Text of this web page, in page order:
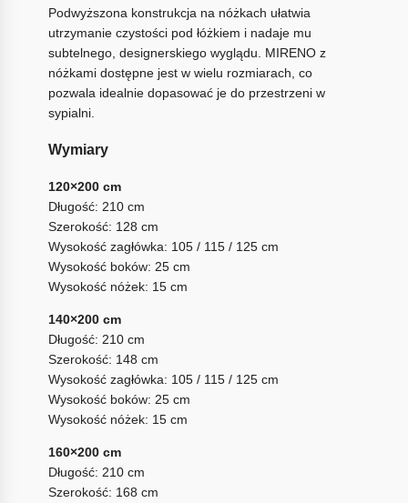
Podwyższona konstrukcja na nóżkach ułatwia
utrzymanie czystości pod łóżkiem i nadaje mu
subtelnego, designerskiego wyglądu. MIRENO z
nóżkami dostępne jest w wielu rozmiarach, co
pozwala idealnie dopasować je do przestrzeni w
sypialni.
Wymiary
120×200 cm
Długość: 210 cm
Szerokość: 128 cm
Wysokość zagłówka: 105 / 115 / 125 cm
Wysokość boków: 25 cm
Wysokość nóżek: 15 cm
140×200 cm
Długość: 210 cm
Szerokość: 148 cm
Wysokość zagłówka: 105 / 115 / 125 cm
Wysokość boków: 25 cm
Wysokość nóżek: 15 cm
160×200 cm
Długość: 210 cm
Szerokość: 168 cm